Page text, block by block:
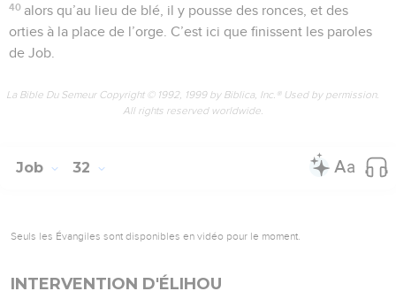
40 alors qu’au lieu de blé, il y pousse des ronces, et des
orties à la place de l’orge. C’est ici que finissent les paroles
de Job.
La Bible Du Semeur Copyright © 1992, 1999 by Biblica, Inc.® Used by permission.
All rights reserved worldwide.
Job 32
Seuls les Évangiles sont disponibles en vidéo pour le moment.
INTERVENTION D'ÉLIHOU